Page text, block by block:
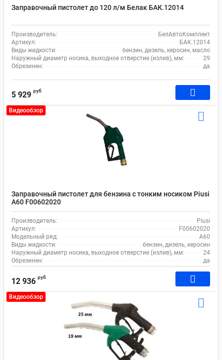
Заправочный пистолет до 120 л/м Белак БАК.12014
Производитель:
БелАвтоКомплект
Артикул:
БАК.12014
Виды жидкости:
бензин, дизель, керосин, масло
Наружный диаметр носика, выходное отверстие (излив), мм:
29
Обрезинен:
да
5 929 руб
Видеообзор
Заправочный пистолет для бензина с тонким носиком Piusi
A60 F00602020
Производитель:
Piusi
Артикул:
F00602020
Модельный ряд:
A60
Виды жидкости:
бензин, дизель, керосин
Наружный диаметр носика, выходное отверстие (излив), мм:
24
Обрезинен:
да
12 936 руб
Видеообзор